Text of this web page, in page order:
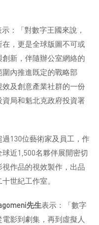
示：「對數字王國來說，
，更是全球版圖不可或
新，伴隨辦公室網絡的
內推進既定的戰略部
及創意產業社群的一份
局和魁北克政府投資署
130位藝術家及員工，作
近1,500名夥伴展開密切
作品的視效製作，出品
世紀工作室。
先生表示：「數字
影到劇集，再到虛擬人